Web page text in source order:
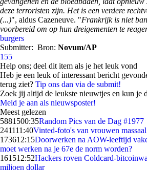
deze terroristen zijn. Het is een verdere
(...)", aldus Cazeneuve. "Frankrijk is niet
voorbereid om op hun dreigementen te
burgers
Submitter: Bron: Novum/AP
155
Help ons; deel dit item als je het leuk vond
Heb je een leuk of interessant bericht
terug ziet? Tip ons dan via de submit!
Zoek jij altijd de leukste nieuwtjes en kun je
Meld je aan als nieuwsposter!
Meest gelezen
5881500:35Random Pics van de Dag #1977
241111:40Vinted-foto's van vrouwen
173612:15Doorwerken na AOW-leeftijd
moet werken na je 67e de norm worden?
161512:52Hackers roven Coldcard-
miljoen dollar